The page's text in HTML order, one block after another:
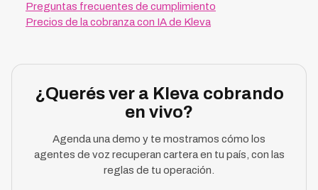
Preguntas frecuentes de cumplimiento
Precios de la cobranza con IA de Kleva
¿Querés ver a Kleva cobrando
en vivo?
Agenda una demo y te mostramos cómo los
agentes de voz recuperan cartera en tu país, con las
reglas de tu operación.